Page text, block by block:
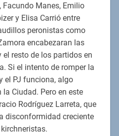
Manes, Emilio
y Elisa Carrió entre
peronistas como
encabezaran las
resto de los partidos en
Si el intento de romper la
el PJ funciona, algo
Ciudad. Pero en este
Rodríguez Larreta, que
disconformidad creciente